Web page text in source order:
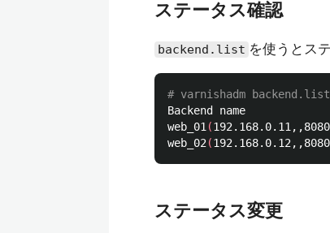
ステータス確認
backend.list を使うとス
# varnishadm backend.list
Backend name
web_01 (192.168.0.11,,8080
web_02 (192.168.0.12,,8080
ステータス変更